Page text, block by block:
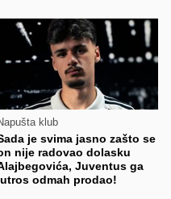
klub
je svima jasno zašto se
nije radovao dolasku
Juventus ga
odmah prodao!